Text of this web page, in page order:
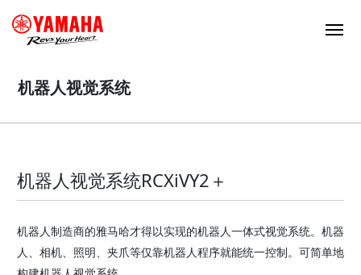
机器人视觉系统
机器人视觉系统RCXiVY2＋
机器人制造商的雅马哈才得以实现的机器人一体式视觉系统。机器
人、相机、照明、夹爪等仅靠机器人程序就能统一控制。可简单地